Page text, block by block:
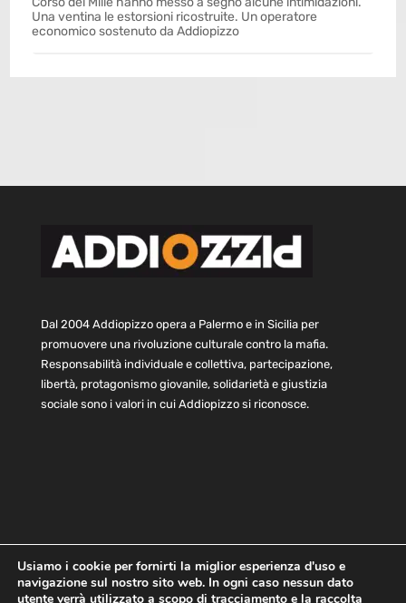
Una ventina le estorsioni ricostruite. Un operatore
economico sostenuto da Addiopizzo
Dal 2004 Addiopizzo opera a Palermo e in Sicilia per
promuovere una rivoluzione culturale contro la mafia.
Responsabilità individuale e collettiva, partecipazione,
libertà, protagonismo giovanile, solidarietà e giustizia
sociale sono i valori in cui Addiopizzo si riconosce.
Home Statuto e bilancio
Contatti
Usiamo i cookie per fornirti la miglior esperienza d'uso e
navigazione sul nostro sito web. In ogni caso nessun dato
utente verrà utilizzato a scopo di tracciamento e la raccolta